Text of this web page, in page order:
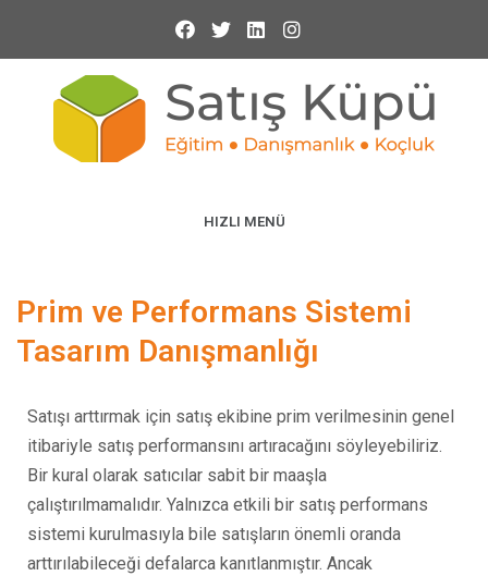
HIZLI MENÜ
Prim ve Performans Sistemi
Tasarım Danışmanlığı
Satışı arttırmak için satış ekibine prim verilmesinin genel
itibariyle satış performansını artıracağını söyleyebiliriz.
Bir kural olarak satıcılar sabit bir maaşla
çalıştırılmamalıdır. Yalnızca etkili bir satış performans
sistemi kurulmasıyla bile satışların önemli oranda
arttırılabileceği defalarca kanıtlanmıştır. Ancak